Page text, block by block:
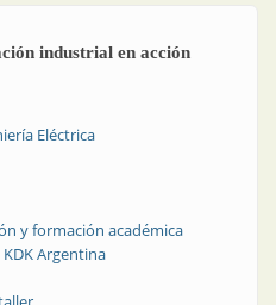
industrial en acción
Eléctrica
y formación académica
KDK Argentina